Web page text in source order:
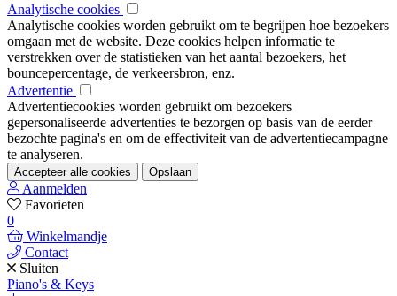
Analytische cookies
Analytische cookies worden gebruikt om te begrijpen hoe bezoekers
omgaan met de website. Deze cookies helpen informatie te
verstrekken over de statistieken van het aantal bezoekers, het
bouncepercentage, de verkeersbron, enz.
Advertentie
Advertentiecookies worden gebruikt om bezoekers
gepersonaliseerde advertenties te bezorgen op basis van de eerder
bezochte pagina's en om de effectiviteit van de advertentiecampagne
te analyseren.
Accepteer alle cookies Opslaan
Aanmelden
Favorieten
0
Winkelmandje
Contact
Sluiten
Piano's & Keys